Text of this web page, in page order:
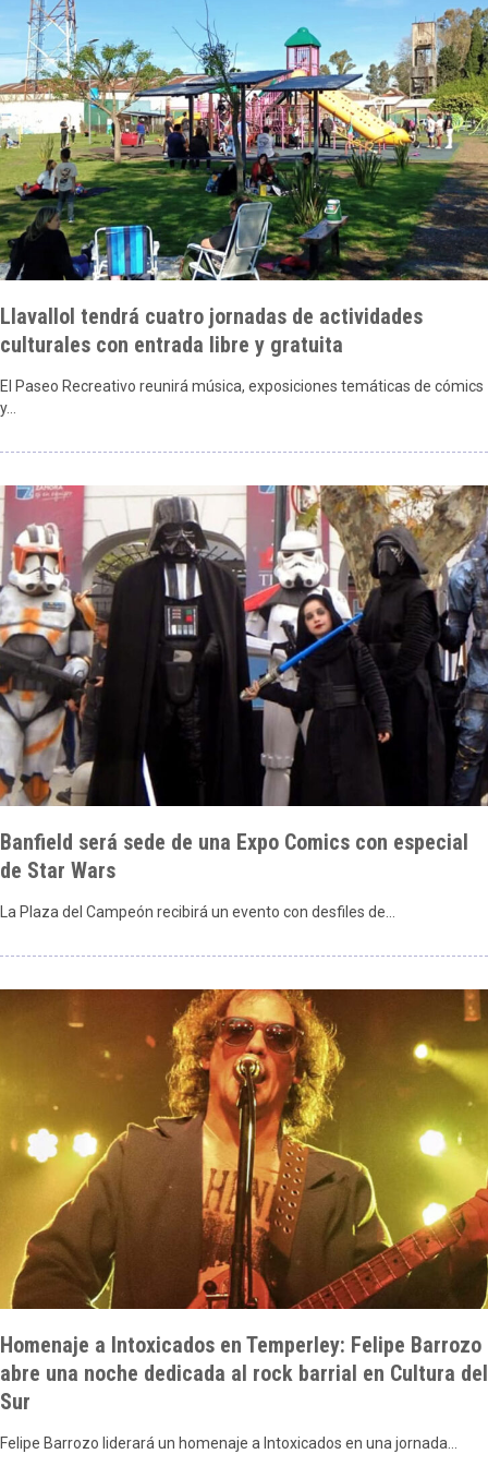
Llavallol tendrá cuatro jornadas de actividades
culturales con entrada libre y gratuita
El Paseo Recreativo reunirá música, exposiciones temáticas de cómics
y…
Banfield será sede de una Expo Comics con especial
de Star Wars
La Plaza del Campeón recibirá un evento con desfiles de…
Homenaje a Intoxicados en Temperley: Felipe Barrozo
abre una noche dedicada al rock barrial en Cultura del
Sur
Felipe Barrozo liderará un homenaje a Intoxicados en una jornada…